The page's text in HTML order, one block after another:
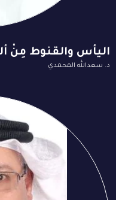
اليأس والقنوط مِنْ
د. سعدالله المحمدي